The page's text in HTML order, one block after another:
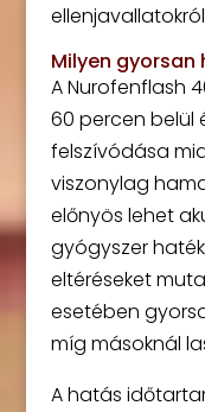
Milyen gyorsan
A Nurofenflash
60 percen belül
felszívódása
viszonylag
előnyös lehet
gyógyszer
eltéréseket
esetében
míg másoknál
A hatás